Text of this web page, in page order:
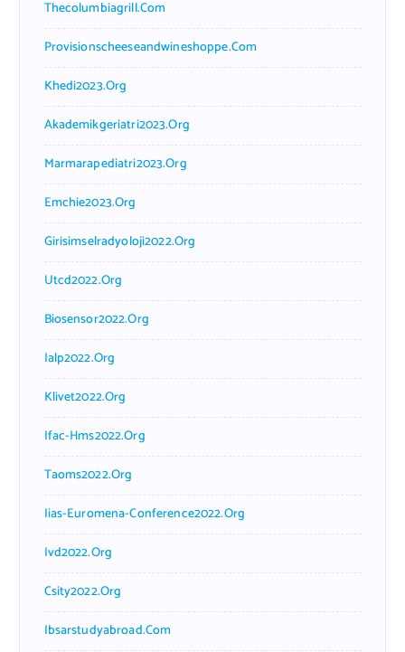
Thecolumbiagrill.com
Provisionscheeseandwineshoppe.com
Khedi2023.org
Akademikgeriatri2023.org
Marmarapediatri2023.org
Emchie2023.org
Girisimselradyoloji2022.org
Utcd2022.org
Biosensor2022.org
Ialp2022.org
Klivet2022.org
Ifac-Hms2022.org
Taoms2022.org
Iias-Euromena-Conference2022.org
Ivd2022.org
Csity2022.org
Ibsarstudyabroad.com